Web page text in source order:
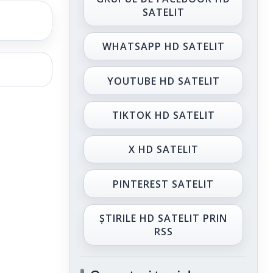
SATELIT
WHATSAPP HD SATELIT
YOUTUBE HD SATELIT
TIKTOK HD SATELIT
X HD SATELIT
PINTEREST SATELIT
ȘTIRILE HD SATELIT PRIN
RSS